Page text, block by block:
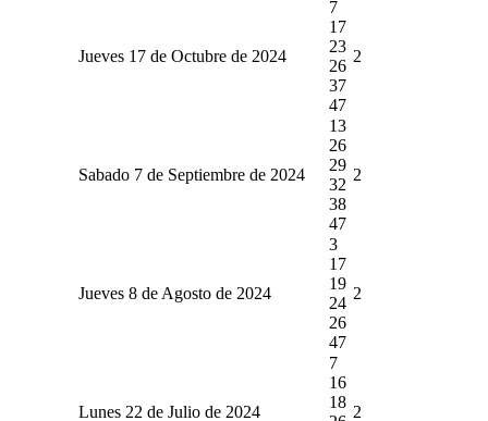
Jueves 17 de Octubre de 2024
7
17
23
26
37
47
2
Sabado 7 de Septiembre de 2024
13
26
29
32
38
47
2
Jueves 8 de Agosto de 2024
3
17
19
24
26
47
2
Lunes 22 de Julio de 2024
7
16
18
2